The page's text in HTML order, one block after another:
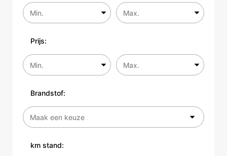
Prijs:
Brandstof:
km stand: